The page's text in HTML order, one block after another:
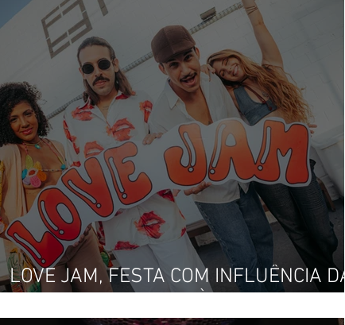
LOVE JAM, FESTA COM INFLUÊNCIA DA